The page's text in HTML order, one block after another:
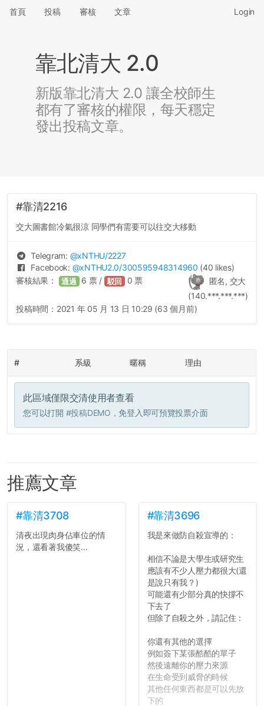
首頁 投稿 審核 文章 Login
靠北清大 2.0
新版靠北清大 2.0 讓全校師生
都有了審核的權限，每天穩定
發出投稿文章。
#靠清2216
交大圖書館冷氣很涼 同學們有需要可以往交大移動
Telegram: @xNTHU/2227
Facebook: @xNTHU2.0/300595948314960 (40 likes)
匿名, 交大
(140.***.***.***)
審核結果： 通過 6 票 / 駁回 0 票
投稿時間： 2021 年 05 月 13 日 10:29 (63 個月前)
# 系級 暱稱 理由
此區域僅限交清使用者查看
您可以打開 #投稿DEMO ，免登入即可預覽投票介面
推薦文章
#靠清3708
清夜出現肉身佔車位的情
況，還看著我傻笑...
#靠清3696
我是來做防自殺宣導的：
相信不論是大學生或研究生
應該有不少人壓力都很大(還
是說只有我？)
可能還有少部分真的快撐不
下去了
但除了自殺之外，請記住：
你還有其他的選擇
例如簽下某張酷酷的單子
然後遠離你的壓力來源
在生命受到威脅的時候
其他任何東西都是可以先放
下的